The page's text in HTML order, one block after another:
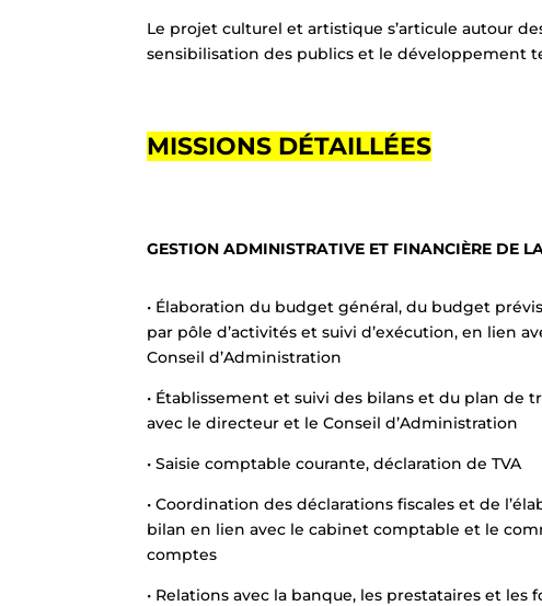
Le projet culturel et artistique s’articule autour
sensibilisation des publics et le développement
MISSIONS DÉTAILLÉES
GESTION ADMINISTRATIVE ET FINANCIÈRE DE
• Élaboration du budget général, du budget
par pôle d’activités et suivi d’exécution, en lien
Conseil d’Administration
• Établissement et suivi des bilans et du plan de
avec le directeur et le Conseil d’Administration
• Saisie comptable courante, déclaration de TVA
• Coordination des déclarations fiscales et de
bilan en lien avec le cabinet comptable et le
comptes
• Relations avec la banque, les prestataires et les